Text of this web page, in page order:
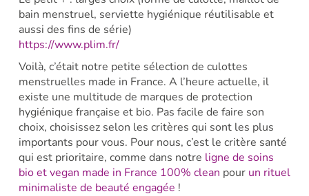
bain menstruel, serviette hygiénique réutilisable et
aussi des fins de série)
https://www.plim.fr/
Voilà, c’était notre petite sélection de culottes
menstruelles made in France. A l’heure actuelle, il
existe une multitude de marques de protection
hygiénique française et bio. Pas facile de faire son
choix, choisissez selon les critères qui sont les plus
importants pour vous. Pour nous, c’est le critère santé
qui est prioritaire, comme dans notre ligne de soins
bio et vegan made in France 100% clean pour un rituel
minimaliste de beauté engagée !